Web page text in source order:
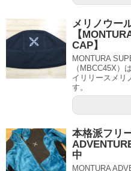
メリノウー
【
CAP】
MONTURA
（MBCC45X）
イリリースメリ
す。
本格派フリ
中
MONTURA